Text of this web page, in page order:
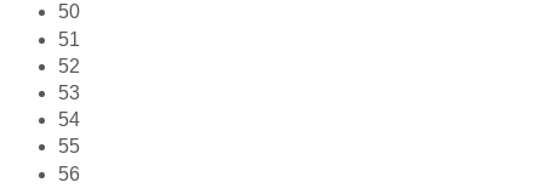
50
51
52
53
54
55
56